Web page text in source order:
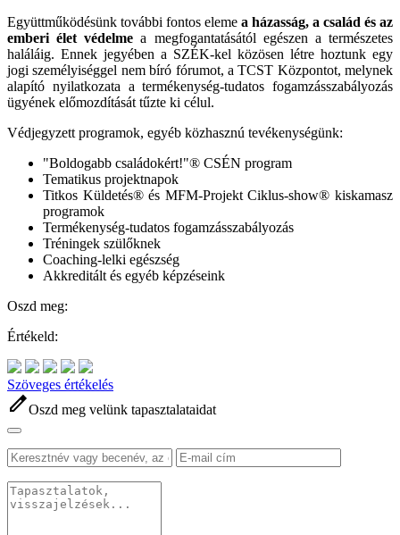
Együttműködésünk további fontos eleme a házasság, a család és az
emberi élet védelme a megfogantatásától egészen a természetes
haláláig. Ennek jegyében a SZÉK-kel közösen létre hoztunk egy
jogi személyiséggel nem bíró fórumot, a TCST Központot, melynek
alapító nyilatkozata a termékenység-tudatos fogamzásszabályozás
ügyének előmozdítását tűzte ki célul.
Védjegyzett programok, egyéb közhasznú tevékenységünk:
"Boldogabb családokért!"® CSÉN program
Tematikus projektnapok
Titkos Küldetés® és MFM-Projekt Ciklus-show® kiskamasz
programok
Termékenység-tudatos fogamzásszabályozás
Tréningek szülőknek
Coaching-lelki egészség
Akkreditált és egyéb képzéseink
Oszd meg:
Értékeld:
Szöveges értékelés
editOszd meg velünk tapasztalataidat